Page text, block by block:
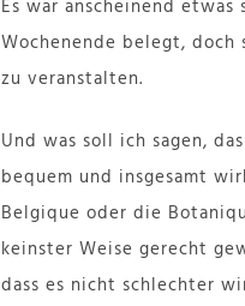
Es war anscheinend
Wochenende belegt,
zu veranstalten.
Und was soll ich sagen,
bequem und insgesamt
Belgique oder die
keinster Weise gerecht
dass es nicht schlechter